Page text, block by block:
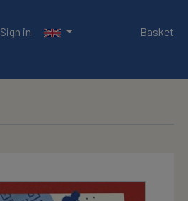
Sign in
Basket